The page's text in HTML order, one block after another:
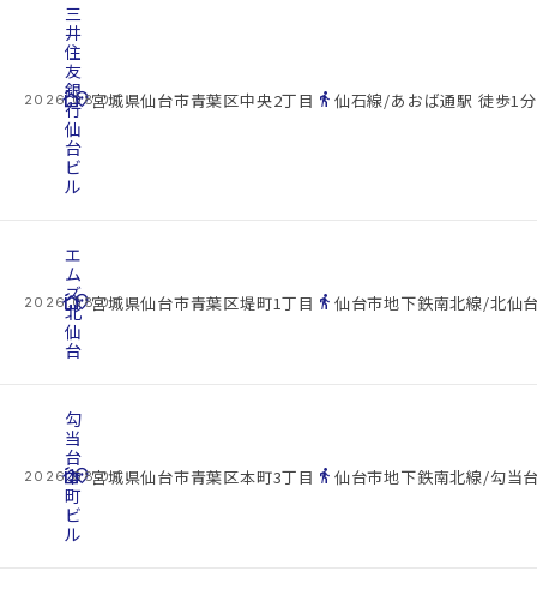
2026.08.07
cottage
三
井
住
友
銀
行
仙
台
ビ
ル
location_on宮城県仙台市青葉区中央2丁目 directions_walk 仙石線/あおば通駅 徒歩1分
2026.08.07
cottage
エ
ム
ズ
北
仙
台
location_on宮城県仙台市青葉区堤町1丁目 directions_walk 仙台市地下鉄南北線/北仙
2026.08.07
cottage
勾
当
台
本
町
ビ
ル
location_on宮城県仙台市青葉区本町3丁目 directions_walk 仙台市地下鉄南北線/勾当